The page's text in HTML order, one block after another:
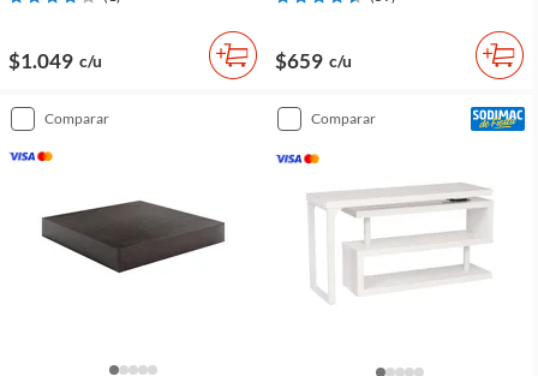
$1.049 c/u $659 c/u
comparar comparar